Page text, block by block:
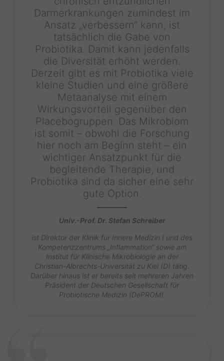
Darmerkrankungen zumindest im
Ansatz „verbessern“ kann, ist
tatsächlich die Gabe von
Probiotika. Damit kann jedenfalls
die Diversität erhöht werden.
Derzeit gibt es mit Probiotika viele
kleine Studien und eine größere
Metaanalyse mit einem
Wirkungsvorteil gegenüber den
Placebogruppen. Das Mikrobiom
ist somit – obwohl die Forschung
hier noch am Beginn steht – ein
wichtiger Ansatzpunkt für die
begleitende Therapie, und
Probiotika sind da sicher eine sehr
gute Option.
Univ.-Prof. Dr. Stefan Schreiber
ist Direktor der Klinik für Innere Medizin I und des
Kompetenzzentrums „Inflammation“ sowie am
Institut für Klinische Mikrobiologie an der
Christian-Albrechts-Universität zu Kiel (D) tätig.
Darüber hinaus ist er bereits seit mehreren Jahren
Präsident der Deutschen Gesellschaft für
Probiotische Medizin (DePROM).